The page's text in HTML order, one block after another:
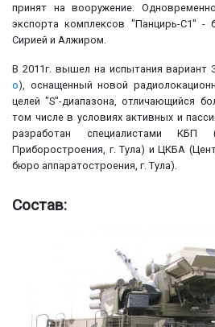
принят на вооружение.
экспорта комплексов "Панцирь-С1" -
Сирией и Алжиром.
В 2011г. вышел на испытания вариант
о), оснащенный новой
целей "S"-диапазона, отличающийся
том числе в условиях активных и
разработан специалистами КБП
Приборостроения, г. Тула) и ЦКБА
бюро аппаратостроения, г. Тула).
Состав: